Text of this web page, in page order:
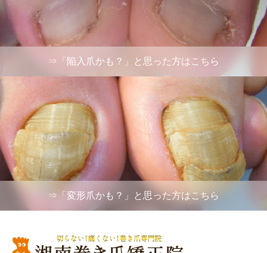
⇒「陥入爪かも？」と思った方はこちら
⇒「変形爪かも？」と思った方はこちら